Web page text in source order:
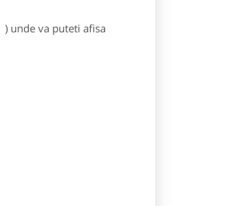
) unde va puteti afisa